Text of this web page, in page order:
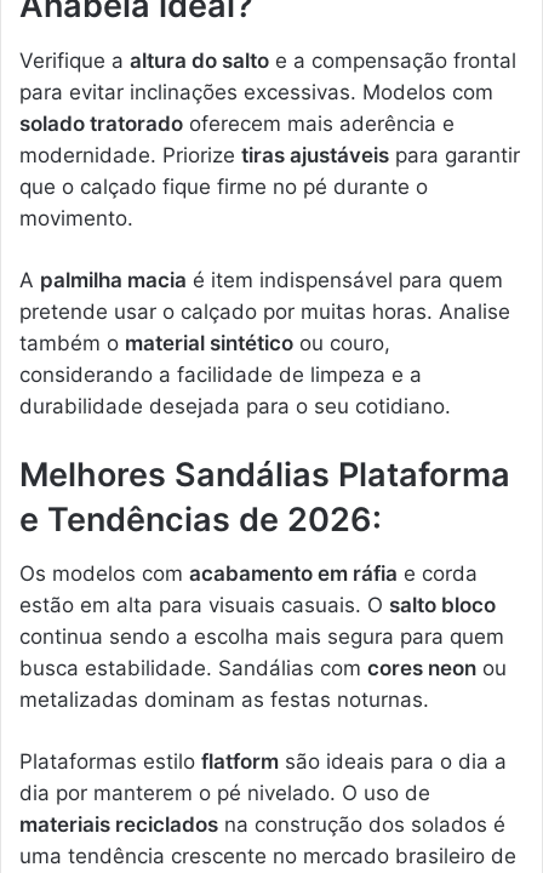
Verifique a altura do salto e a compensação frontal
para evitar inclinações excessivas. Modelos com
solado tratorado oferecem mais aderência e
modernidade. Priorize tiras ajustáveis para garantir
que o calçado fique firme no pé durante o
movimento.
A palmilha macia é item indispensável para quem
pretende usar o calçado por muitas horas. Analise
também o material sintético ou couro,
considerando a facilidade de limpeza e a
durabilidade desejada para o seu cotidiano.
Melhores Sandálias Plataforma
e Tendências de 2026:
Os modelos com acabamento em ráfia e corda
estão em alta para visuais casuais. O salto bloco
continua sendo a escolha mais segura para quem
busca estabilidade. Sandálias com cores neon ou
metalizadas dominam as festas noturnas.
Plataformas estilo flatform são ideais para o dia a
dia por manterem o pé nivelado. O uso de
materiais reciclados na construção dos solados é
uma tendência crescente no mercado brasileiro de